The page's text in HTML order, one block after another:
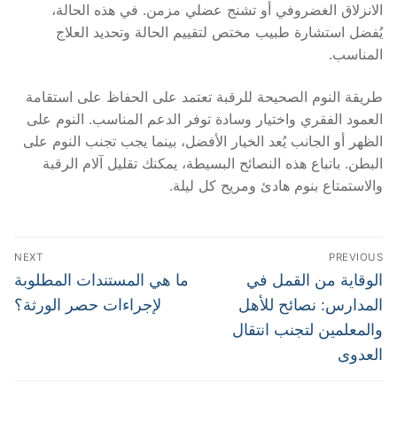
الانزلاق الغضروفي أو تشنج عضلي مزمن. في هذه الحالة،
يُفضل استشارة طبيب مختص لتقييم الحالة وتحديد العلاج
المناسب.
طريقة النوم الصحيحة للرقبة تعتمد على الحفاظ على استقامة
العمود الفقري واختيار وسادة توفر الدعم المناسب. النوم على
الظهر أو الجانب يُعد الخيار الأفضل، بينما يجب تجنب النوم على
البطن. باتباع هذه النصائح البسيطة، يمكنك تقليل آلام الرقبة
والاستمتاع بنوم هادئ ومريح كل ليلة.
تصفّح
المقالات
PREVIOUS
Previous
post:
الوقاية من القمل في
المدارس: نصائح للأهل
والمعلمين لتجنب انتقال
العدوى
NEXT
Next
post:
ما هي المستندات المطلوبة
لإجراءات حصر الورثة؟